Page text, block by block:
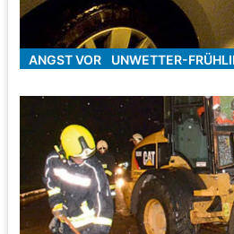
ANGST VOR UNWETTER-